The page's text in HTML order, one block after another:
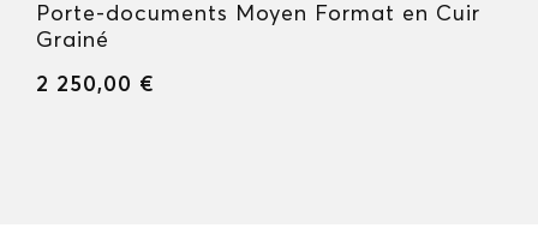
Porte-documents Moyen Format en Cuir
Grainé
2 250,00 €